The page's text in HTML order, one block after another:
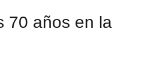
70 años en la